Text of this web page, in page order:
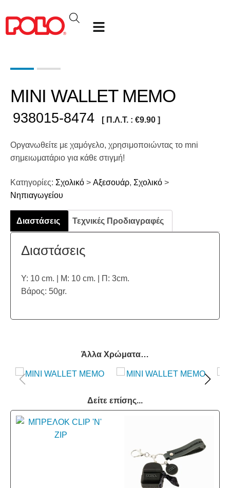
MINI WALLET MEMO
938015-8474 [ Π.Λ.Τ. : €9.90 ]
Οργανωθείτε με χαμόγελο, χρησιμοποιώντας το mni
σημειωματάριο για κάθε στιγμή!
Κατηγορίες: Σχολικό > Αξεσουάρ, Σχολικό >
Νηπιαγωγείου
Διαστάσεις Τεχνικές Προδιαγραφές
Διαστάσεις
Υ: 10 cm. | Μ: 10 cm. | Π: 3cm.
Βάρος: 50gr.
Άλλα Χρώματα…
Δείτε επίσης...